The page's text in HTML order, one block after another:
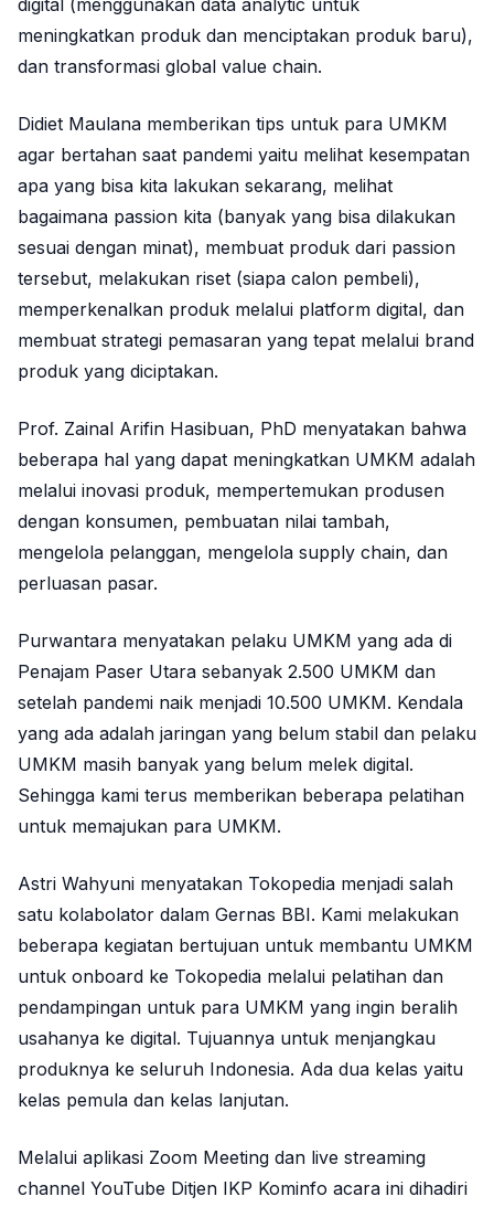
digital (menggunakan data analytic untuk
meningkatkan produk dan menciptakan produk baru),
dan transformasi global value chain.
Didiet Maulana memberikan tips untuk para UMKM
agar bertahan saat pandemi yaitu melihat kesempatan
apa yang bisa kita lakukan sekarang, melihat
bagaimana passion kita (banyak yang bisa dilakukan
sesuai dengan minat), membuat produk dari passion
tersebut, melakukan riset (siapa calon pembeli),
memperkenalkan produk melalui platform digital, dan
membuat strategi pemasaran yang tepat melalui brand
produk yang diciptakan.
Prof. Zainal Arifin Hasibuan, PhD menyatakan bahwa
beberapa hal yang dapat meningkatkan UMKM adalah
melalui inovasi produk, mempertemukan produsen
dengan konsumen, pembuatan nilai tambah,
mengelola pelanggan, mengelola supply chain, dan
perluasan pasar.
Purwantara menyatakan pelaku UMKM yang ada di
Penajam Paser Utara sebanyak 2.500 UMKM dan
setelah pandemi naik menjadi 10.500 UMKM. Kendala
yang ada adalah jaringan yang belum stabil dan pelaku
UMKM masih banyak yang belum melek digital.
Sehingga kami terus memberikan beberapa pelatihan
untuk memajukan para UMKM.
Astri Wahyuni menyatakan Tokopedia menjadi salah
satu kolabolator dalam Gernas BBI. Kami melakukan
beberapa kegiatan bertujuan untuk membantu UMKM
untuk onboard ke Tokopedia melalui pelatihan dan
pendampingan untuk para UMKM yang ingin beralih
usahanya ke digital. Tujuannya untuk menjangkau
produknya ke seluruh Indonesia. Ada dua kelas yaitu
kelas pemula dan kelas lanjutan.
Melalui aplikasi Zoom Meeting dan live streaming
channel YouTube Ditjen IKP Kominfo acara ini dihadiri